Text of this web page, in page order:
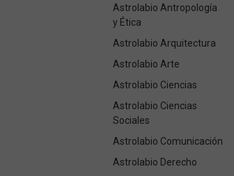
Astrolabio Antropología
y Ética
Astrolabio Arquitectura
Astrolabio Arte
Astrolabio Ciencias
Astrolabio Ciencias
Sociales
Astrolabio Comunicación
Astrolabio Derecho